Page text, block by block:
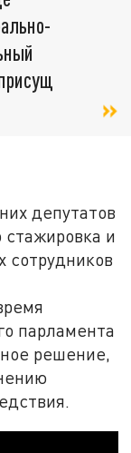
депутатов
и
сотрудников
парламента
решение,